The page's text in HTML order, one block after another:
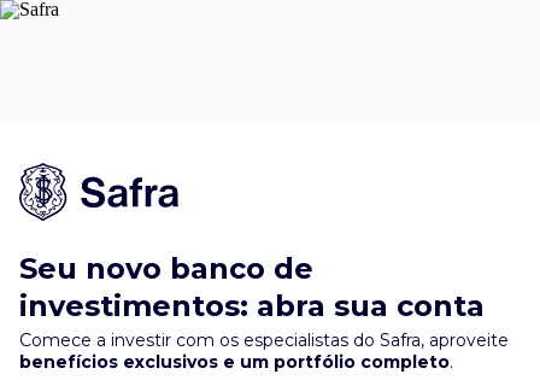
Seu novo banco de
investimentos: abra sua conta
Comece a investir com os especialistas do Safra, aproveite
benefícios exclusivos e um portfólio completo.